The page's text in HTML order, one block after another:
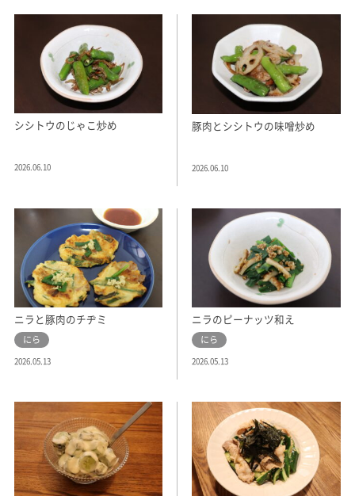
シシトウのじゃこ炒め
2026.06.10
豚肉とシシトウの味噌炒め
2026.06.10
ニラと豚肉のチヂミ
にら
2026.05.13
ニラのピーナッツ和え
にら
2026.05.13